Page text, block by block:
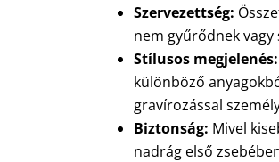
Szervezettség:
nem gyűrődnek
Stílusos megjelenés:
különböző
gravírozással
Biztonság: Mivel
nadrág első